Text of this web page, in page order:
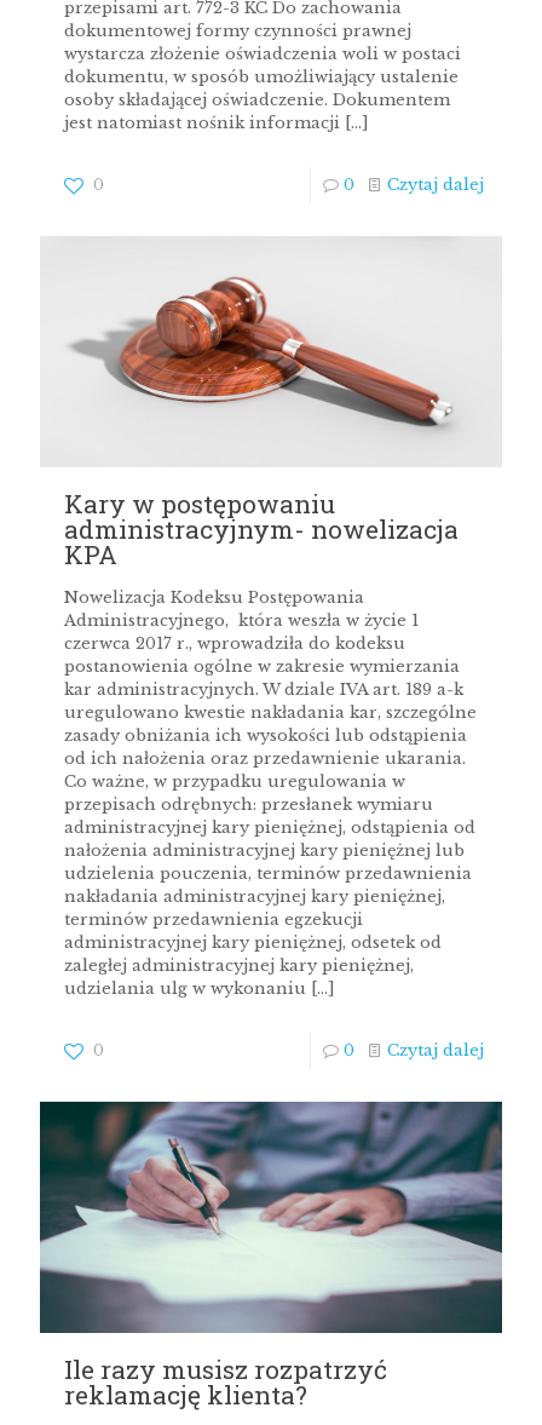
przepisami art. 772-3 KC Do zachowania
dokumentowej formy czynności prawnej
wystarcza złożenie oświadczenia woli w postaci
dokumentu, w sposób umożliwiający ustalenie
osoby składającej oświadczenie. Dokumentem
jest natomiast nośnik informacji […]
0 0 Czytaj dalej
Kary w postępowaniu
administracyjnym- nowelizacja
KPA
Nowelizacja Kodeksu Postępowania
Administracyjnego, która weszła w życie 1
czerwca 2017 r., wprowadziła do kodeksu
postanowienia ogólne w zakresie wymierzania
kar administracyjnych. W dziale IVA art. 189 a-k
uregulowano kwestie nakładania kar, szczególne
zasady obniżania ich wysokości lub odstąpienia
od ich nałożenia oraz przedawnienie ukarania.
Co ważne, w przypadku uregulowania w
przepisach odrębnych: przesłanek wymiaru
administracyjnej kary pieniężnej, odstąpienia od
nałożenia administracyjnej kary pieniężnej lub
udzielenia pouczenia, terminów przedawnienia
nakładania administracyjnej kary pieniężnej,
terminów przedawnienia egzekucji
administracyjnej kary pieniężnej, odsetek od
zaległej administracyjnej kary pieniężnej,
udzielania ulg w wykonaniu […]
0 0 Czytaj dalej
Ile razy musisz rozpatrzyć
reklamację klienta?